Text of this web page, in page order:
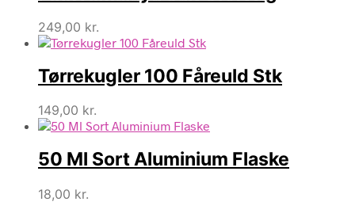
249,00 kr.
Tørrekugler 100 Fåreuld Stk
149,00 kr.
50 Ml Sort Aluminium Flaske
18,00 kr.